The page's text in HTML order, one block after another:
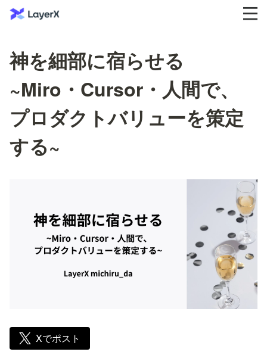
神を細部に宿らせる
~Miro・Cursor・人間で、
プロダクトバリューを策定
する~
Xでポスト